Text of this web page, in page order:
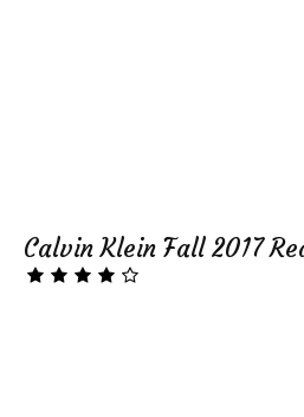
Calvin Klein Fall 2017